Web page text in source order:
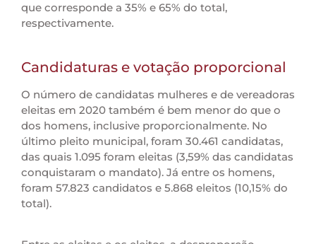
que corresponde a 35% e 65% do total,
respectivamente.
Candidaturas e votação proporcional
O número de candidatas mulheres e de vereadoras
eleitas em 2020 também é bem menor do que o
dos homens, inclusive proporcionalmente. No
último pleito municipal, foram 30.461 candidatas,
das quais 1.095 foram eleitas (3,59% das candidatas
conquistaram o mandato). Já entre os homens,
foram 57.823 candidatos e 5.868 eleitos (10,15% do
total).